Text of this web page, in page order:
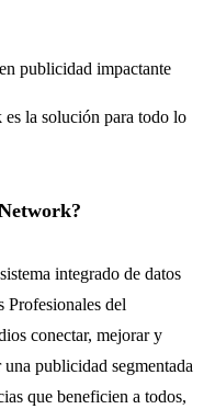
publicidad impactante
la solución para todo lo
integrado de datos
Profesionales del
conectar, mejorar y
publicidad segmentada
que beneficien a todos,